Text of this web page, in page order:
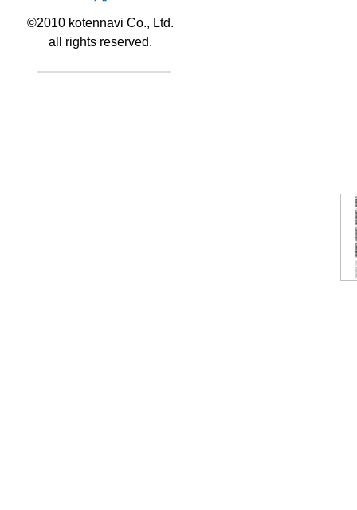
©2010 kotennavi Co., Ltd.
all rights reserved.